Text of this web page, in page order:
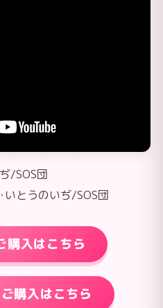
/SOS団
とうのいぢ/SOS団
購入はこちら
購入はこちら